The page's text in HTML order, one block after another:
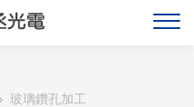
玻璃鑽孔加工